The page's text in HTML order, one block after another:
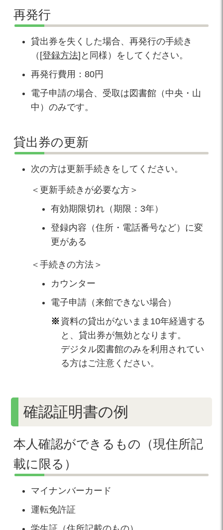
再発行
貸出券を失くした場合、再発行の手続き
（[登録方法]と同様）をしてください。
再発行費用：80円
電子申請の場合、受取は図書館（中央・山
中）のみです。
貸出券の更新
次の方は更新手続きをしてください。
＜更新手続きが必要な方＞
有効期限切れ（期限：3年）
登録内容（住所・電話番号など）に変
更がある
＜手続きの方法＞
カウンター
電子申請（来館できない場合）
資料の貸出がないまま10年経過する
と、貸出券が無効となります。
デジタル図書館のみを利用されてい
る方はご注意ください。
確認証明書の例
本人確認ができるもの（現住所記
載に限る）
マイナンバーカード
運転免許証